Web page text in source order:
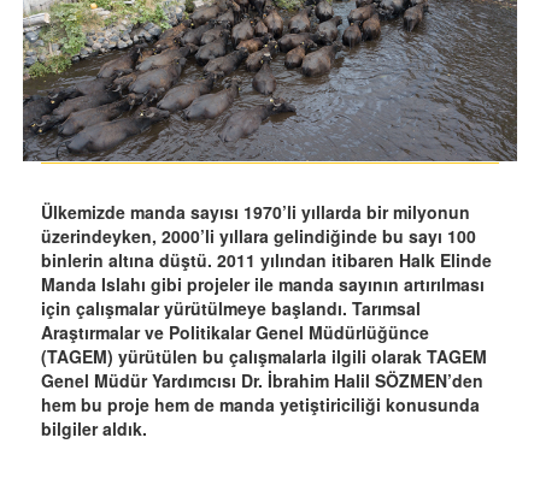
Ülkemizde manda sayısı 1970’li yıllarda bir milyonun
üzerindeyken, 2000’li yıllara gelindiğinde bu sayı 100
binlerin altına düştü. 2011 yılından itibaren Halk Elinde
Manda Islahı gibi projeler ile manda sayının artırılması
için çalışmalar yürütülmeye başlandı. Tarımsal
Araştırmalar ve Politikalar Genel Müdürlüğünce
(TAGEM) yürütülen bu çalışmalarla ilgili olarak TAGEM
Genel Müdür Yardımcısı Dr. İbrahim Halil SÖZMEN’den
hem bu proje hem de manda yetiştiriciliği konusunda
bilgiler aldık.